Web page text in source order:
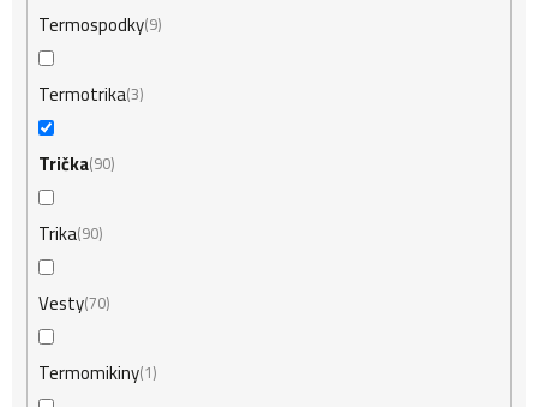
Termospodky 9
Termotrika3
Trička 90
Trika 90
Vesty70
Termomikiny 1